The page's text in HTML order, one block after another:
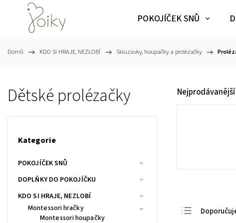
POKOJÍČEK SNŮ
Domů / KDO SI HRAJE, NEZLOBÍ / Skluzavky, houpačky a prolézačky /
Dětské prolézačky
Kategorie
POKOJÍČEK SNŮ
DOPLŇKY DO POKOJÍČKU
KDO SI HRAJE, NEZLOBÍ
Montessori hračky
Montessori houpačky
Nejprodávanější